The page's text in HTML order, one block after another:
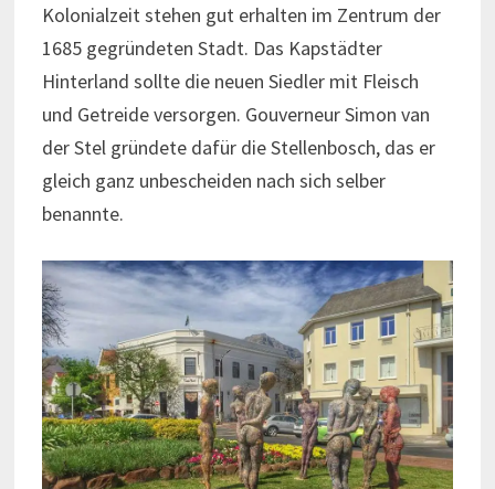
Kolonialzeit stehen gut erhalten im Zentrum der
1685 gegründeten Stadt. Das Kapstädter
Hinterland sollte die neuen Siedler mit Fleisch
und Getreide versorgen. Gouverneur Simon van
der Stel gründete dafür die Stellenbosch, das er
gleich ganz unbescheiden nach sich selber
benannte.